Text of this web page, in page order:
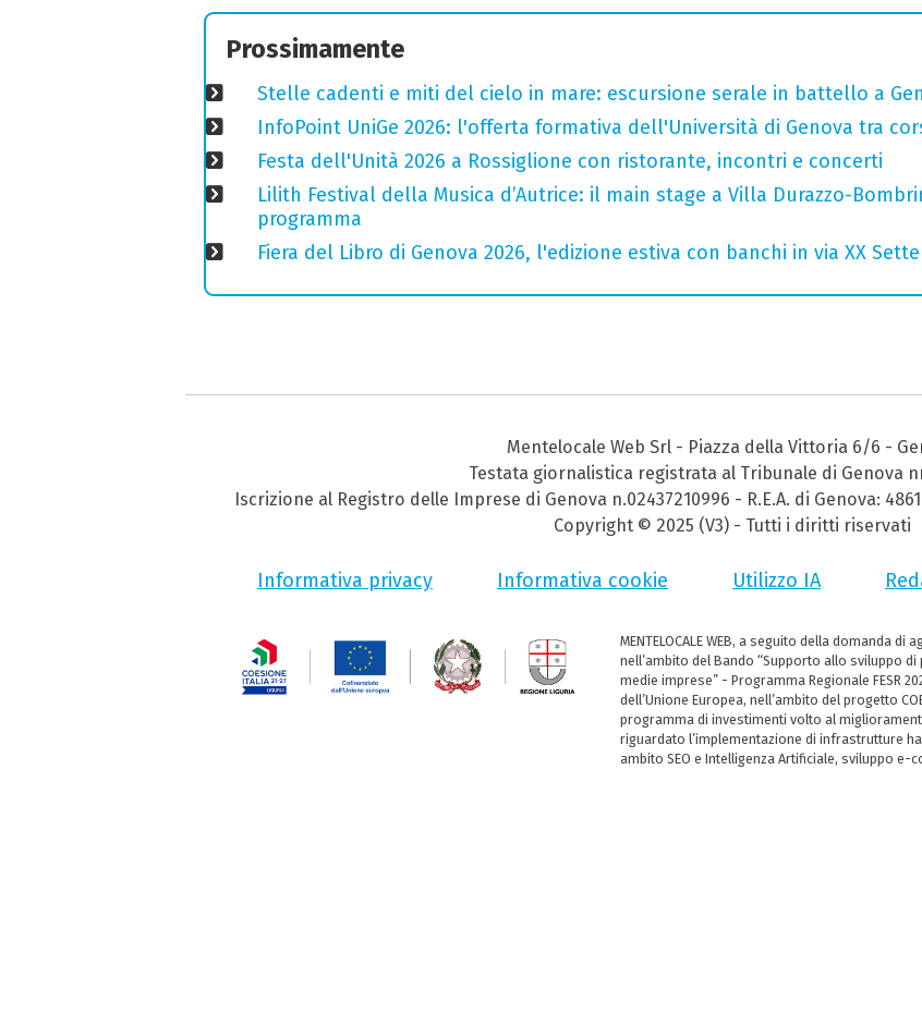
Prossimamente
Stelle cadenti e miti del cielo in mare: escursione serale in battello a
InfoPoint UniGe 2026: l'offerta formativa dell'Università di Genova tra
Festa dell'Unità 2026 a Rossiglione con ristorante, incontri e concerti
Lilith Festival della Musica d’Autrice: il main stage a Villa Durazzo-
programma
Fiera del Libro di Genova 2026, l'edizione estiva con banchi in via XX
Mentelocale Web Srl - Piazza della Vittoria 6/6 -
Testata giornalistica registrata al Tribunale di Genova
Iscrizione al Registro delle Imprese di Genova n.02437210996 - R.E.A. di Genova:
Copyright © 2025 (V3) - Tutti i diritti riservati
Informativa privacy Informativa cookie Utilizzo IA
MENTELOCALE WEB, a seguito della domanda
nell’ambito del Bando “Supporto allo sviluppo
medie imprese” - Programma Regionale FESR
dell’Unione Europea, nell’ambito del progetto
programma di investimenti volto al
riguardato l’implementazione di infrastrutture
ambito SEO e Intelligenza Artificiale, sviluppo e-